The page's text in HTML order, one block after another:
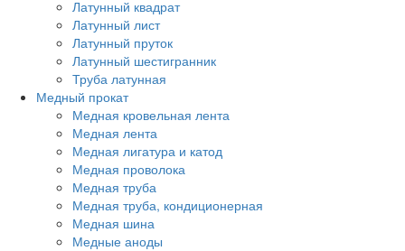
Латунный квадрат
Латунный лист
Латунный пруток
Латунный шестигранник
Труба латунная
Медный прокат
Медная кровельная лента
Медная лента
Медная лигатура и катод
Медная проволока
Медная труба
Медная труба, кондиционерная
Медная шина
Медные аноды